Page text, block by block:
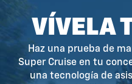
VÍVELA
Haz una prueba de
Super Cruise en tu
una tecnología de